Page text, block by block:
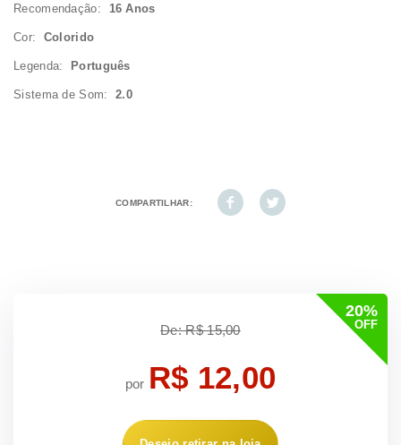
Recomendação: 16 Anos
Cor: Colorido
Legenda: Português
Sistema de Som:2.0
COMPARTILHAR:
20%
OFF
De: R$ 15,00
por R$ 12,00